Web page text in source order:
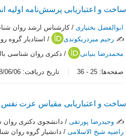
ساخت و اعتباریابی پرسش‌نامه اولیه
ابوالفضل بختیاری/ کارشناس ارشد روان
✍️ رحیم میردریکوندی
/ استادیار گروه
محمدرضا بنیانی
/ دکتری روان شناسی
صفحه‌ها: 25
-
36 تاریخ دریافت: 1398/06/06
ساخت و اعتباریابی مقیاس عزت‌ نفس
✍️ وحیدرضا پورتقی/ دانشجوی دکتری روان
راضیه شیخ الاسلامی/ دانشیار گروه روان